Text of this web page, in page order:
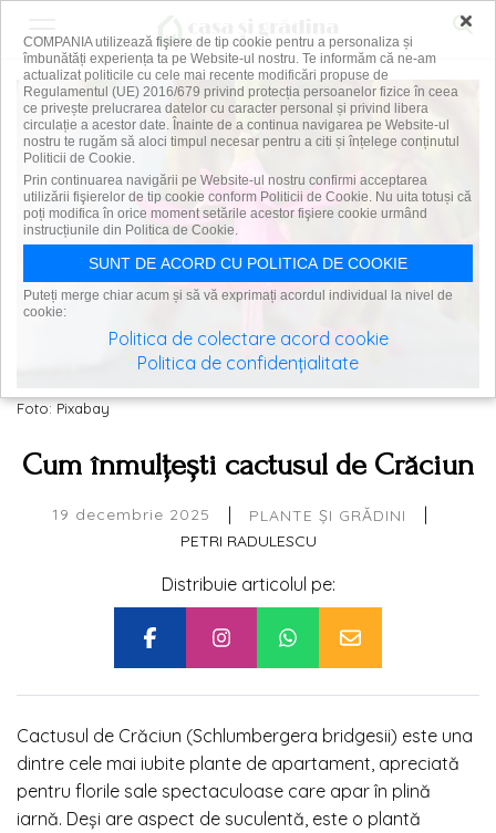
Foto: Pixabay
Cum înmulțești cactusul de Crăciun
19 decembrie 2025 | PLANTE ȘI GRĂDINI |
PETRI RADULESCU
Distribuie articolul pe:
Cactusul de Crăciun (Schlumbergera bridgesii) este una
dintre cele mai iubite plante de apartament, apreciată
pentru florile sale spectaculoase care apar în plină
iarnă. Deși are aspect de suculentă, este o plantă
×
COMPANIA utilizează fişiere de tip cookie pentru a personaliza și
îmbunătăți experiența ta pe Website-ul nostru. Te informăm că ne-am
actualizat politicile cu cele mai recente modificări propuse de
Regulamentul (UE) 2016/679 privind protecția persoanelor fizice în ceea
ce privește prelucrarea datelor cu caracter personal și privind libera
circulație a acestor date. Înainte de a continua navigarea pe Website-ul
nostru te rugăm să aloci timpul necesar pentru a citi și înțelege conținutul
Politicii de Cookie.
Prin continuarea navigării pe Website-ul nostru confirmi acceptarea
utilizării fişierelor de tip cookie conform Politicii de Cookie. Nu uita totuși că
poți modifica în orice moment setările acestor fişiere cookie urmând
instrucțiunile din Politica de Cookie.
SUNT DE ACORD CU POLITICA DE COOKIE
Puteți merge chiar acum și să vă exprimați acordul individual la nivel de
cookie:
Politica de colectare acord cookie
Politica de confidențialitate